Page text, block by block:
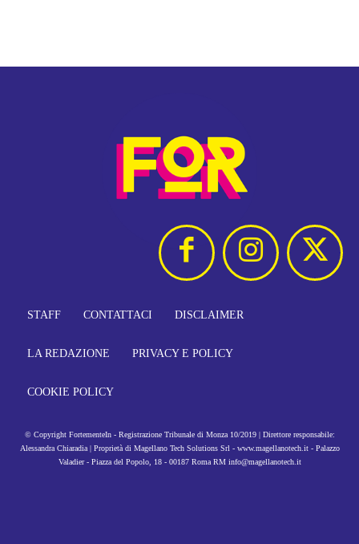
STAFF CONTATTACI DISCLAIMER
LA REDAZIONE PRIVACY E POLICY
COOKIE POLICY
© Copyright FortementeIn - Registrazione Tribunale di Monza 10/2019 | Direttore responsabile:
Alessandra Chiaradia | Proprietà di Magellano Tech Solutions Srl - www.magellanotech.it - Palazzo
Valadier - Piazza del Popolo, 18 - 00187 Roma RM info@magellanotech.it